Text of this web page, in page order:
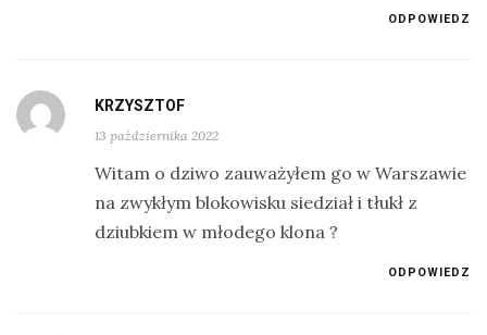
ODPOWIEDZ
KRZYSZTOF
13 października 2022
Witam o dziwo zauważyłem go w Warszawie
na zwykłym blokowisku siedział i tłukł z
dziubkiem w młodego klona ?
ODPOWIEDZ